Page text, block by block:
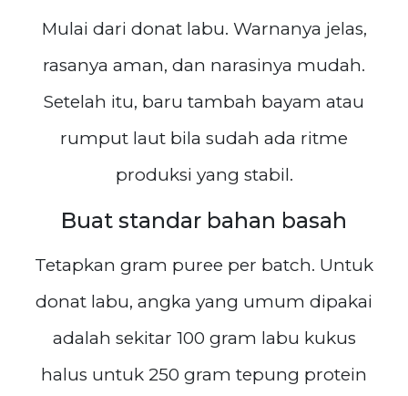
Mulai dari donat labu. Warnanya jelas,
rasanya aman, dan narasinya mudah.
Setelah itu, baru tambah bayam atau
rumput laut bila sudah ada ritme
produksi yang stabil.
Buat standar bahan basah
Tetapkan gram puree per batch. Untuk
donat labu, angka yang umum dipakai
adalah sekitar 100 gram labu kukus
halus untuk 250 gram tepung protein